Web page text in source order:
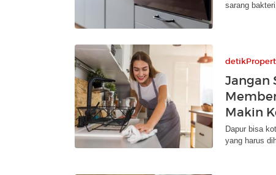
sarang
Jangan
Makin
Dapur bisa
yang harus